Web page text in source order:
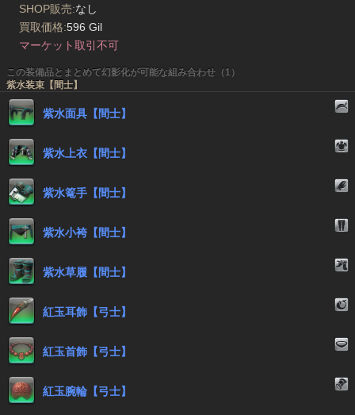
SHOP販売:なし
買取価格:596 Gil
マーケット取引不可
この装備品とまとめて幻影化が可能な組み合わせ（1）
紫水装束【間士】
紫水面具【間士】
紫水上衣【間士】
紫水篭手【間士】
紫水小袴【間士】
紫水草履【間士】
紅玉耳飾【弓士】
紅玉首飾【弓士】
紅玉腕輪【弓士】